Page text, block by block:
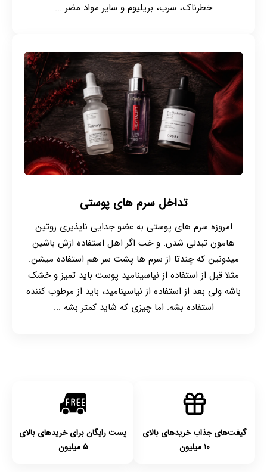
خطرناک، سرب، بریلیوم و سایر مواد مضر ...
تداخل سرم های پوستی
امروزه سرم های پوستی به عضو جدایی ناپذیری روتین
هامون تبدلی شدن. و خب اگر اهل استفاده ازش باشین
میدونین که چندتا از سرم ها پشت سر هم استفاده میشن.
مثلا قبل از استفاده از نیاسینامید پوست باید تمیز و خشک
باشه ولی بعد از استفاده از نیاسینامید، باید از مرطوب کننده
استفاده بشه. اما چیزی که شاید کمتر بشه ...
گیفت‌های جذاب خریدهای بالای
۱۰ میلیون
پست رایگان برای خریدهای بالای
۵ میلیون